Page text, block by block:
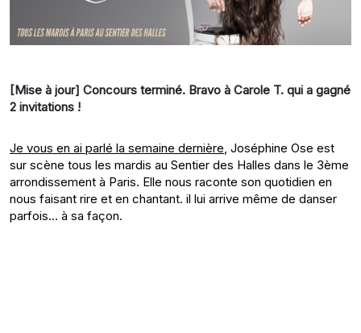
[Mise à jour] Concours terminé. Bravo à Carole T. qui a gagné
2 invitations !
Je vous en ai parlé la semaine dernière, Joséphine Ose est
sur scène tous les mardis au Sentier des Halles dans le 3ème
arrondissement à Paris. Elle nous raconte son quotidien en
nous faisant rire et en chantant. il lui arrive même de danser
parfois… à sa façon.